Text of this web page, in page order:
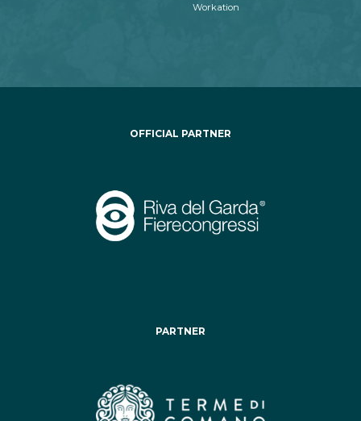
Workation
OFFICIAL PARTNER
PARTNER